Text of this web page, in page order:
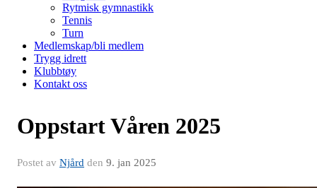
Rytmisk gymnastikk
Tennis
Turn
Medlemskap/bli medlem
Trygg idrett
Klubbtøy
Kontakt oss
Oppstart Våren 2025
Postet av Njård den 9. jan 2025